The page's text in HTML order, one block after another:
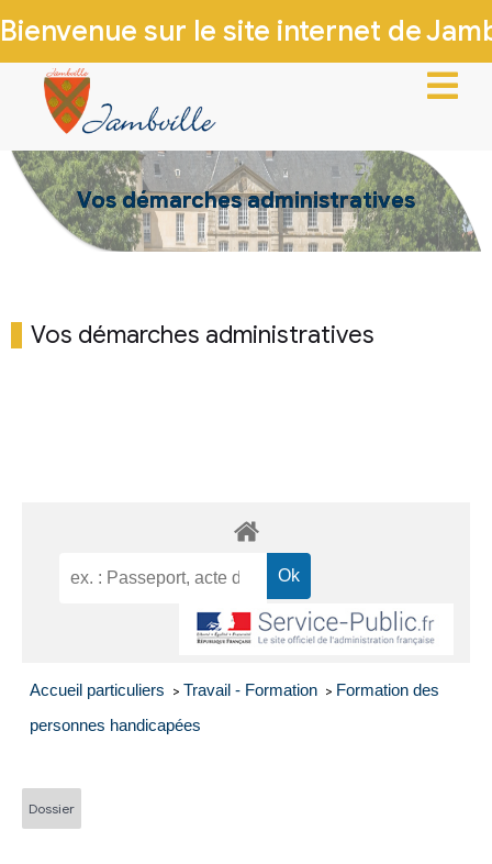
Bienvenue sur le site internet de
ACCUEIL
VIE MUNICIPALE
VIE LOCALE
PATRIMOINE & HISTOIRE
Vos démarches administratives
Vos démarches administratives
Accueil particuliers > Travail - Formation > Formation des
personnes handicapées
Dossier